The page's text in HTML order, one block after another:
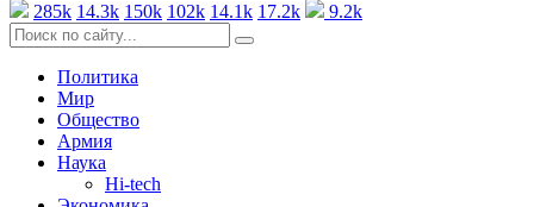
285k 14.3k 150k 102k 14.1k 17.2k 9.2k
Политика
Мир
Общество
Армия
Наука
Hi-tech